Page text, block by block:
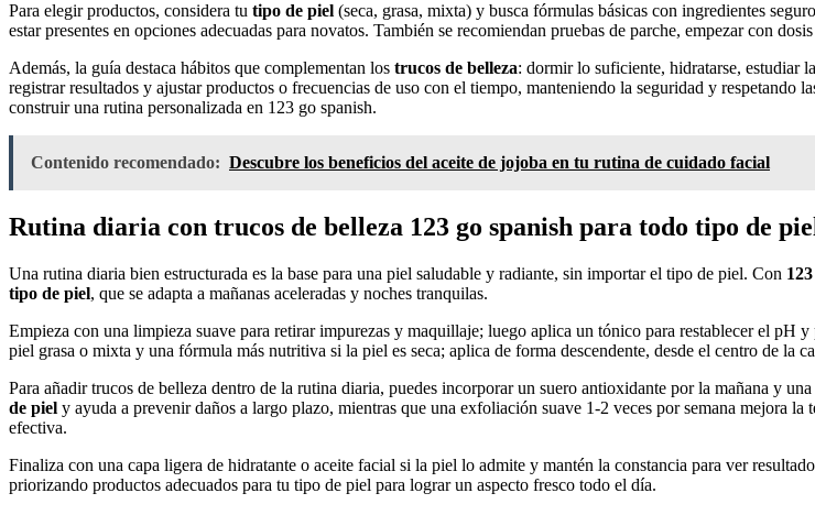
Para elegir productos, considera tu tipo de piel (seca, grasa, mixta) y busca fórmulas básicas con ingredientes
estar presentes en opciones adecuadas para novatos. También se recomiendan pruebas de parche, empezar con
Además, la guía destaca hábitos que complementan los trucos de belleza: dormir lo suficiente, hidratarse, estudiar
registrar resultados y ajustar productos o frecuencias de uso con el tiempo, manteniendo la seguridad y respetando
construir una rutina personalizada en 123 go spanish.
Contenido recomendado: Descubre los beneficios del aceite de jojoba en tu rutina de cuidado facial
Rutina diaria con trucos de belleza 123 go spanish para todo tipo de piel
Una rutina diaria bien estructurada es la base para una piel saludable y radiante, sin importar el tipo de piel. Con
tipo de piel, que se adapta a mañanas aceleradas y noches tranquilas.
Empieza con una limpieza suave para retirar impurezas y maquillaje; luego aplica un tónico para restablecer el pH
piel grasa o mixta y una fórmula más nutritiva si la piel es seca; aplica de forma descendente, desde el centro de la
Para añadir trucos de belleza dentro de la rutina diaria, puedes incorporar un suero antioxidante por la mañana y
de piel y ayuda a prevenir daños a largo plazo, mientras que una exfoliación suave 1-2 veces por semana mejora
efectiva.
Finaliza con una capa ligera de hidratante o aceite facial si la piel lo admite y mantén la constancia para ver
priorizando productos adecuados para tu tipo de piel para lograr un aspecto fresco todo el día.